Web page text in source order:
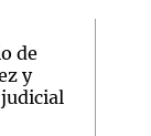
de
y